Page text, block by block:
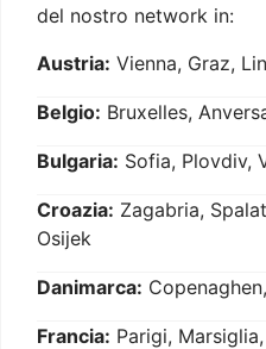
del nostro network in:
Austria: Vienna, Graz,
Belgio: Bruxelles,
Bulgaria: Sofia, Plovdiv,
Croazia: Zagabria,
Osijek
Danimarca:
Francia: Parigi,